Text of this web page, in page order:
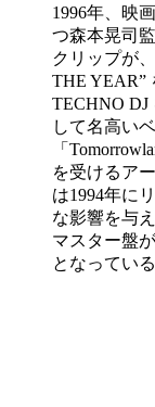
1996年、映
つ森本晃司
クリップが
THE YEAR”
TECHNO DJ
して名高い
「
を受けるア
は1994年に
な影響を与
マスター盤
となっている